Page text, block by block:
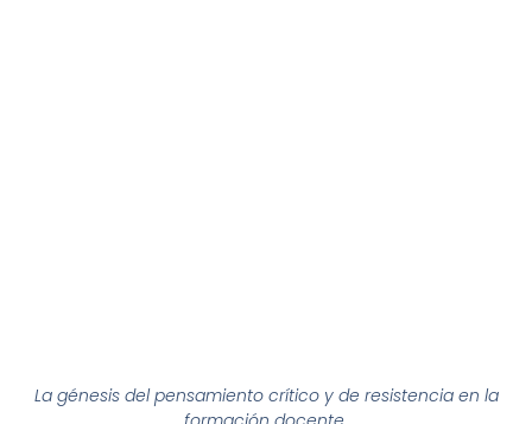
La génesis del pensamiento crítico y de resistencia en la